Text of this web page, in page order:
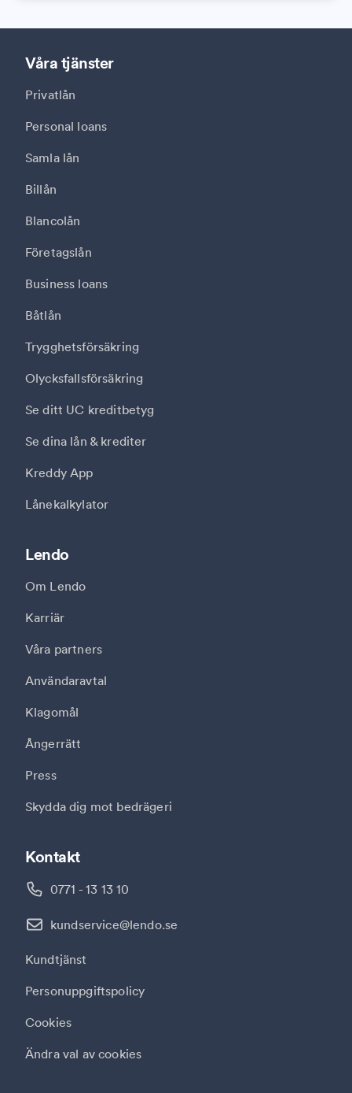
Våra tjänster
Privatlån
Personal loans
Samla lån
Billån
Blancolån
Företagslån
Business loans
Båtlån
Trygghetsförsäkring
Olycksfallsförsäkring
Se ditt UC kreditbetyg
Se dina lån & krediter
Kreddy App
Lånekalkylator
Kontakt
0771 - 13 13 10
kundservice@lendo.se
Kundtjänst
Personuppgiftspolicy
Cookies
Ändra val av cookies
Lendo
Om Lendo
Karriär
Våra partners
Användaravtal
Klagomål
Ångerrätt
Press
Skydda dig mot bedrägeri